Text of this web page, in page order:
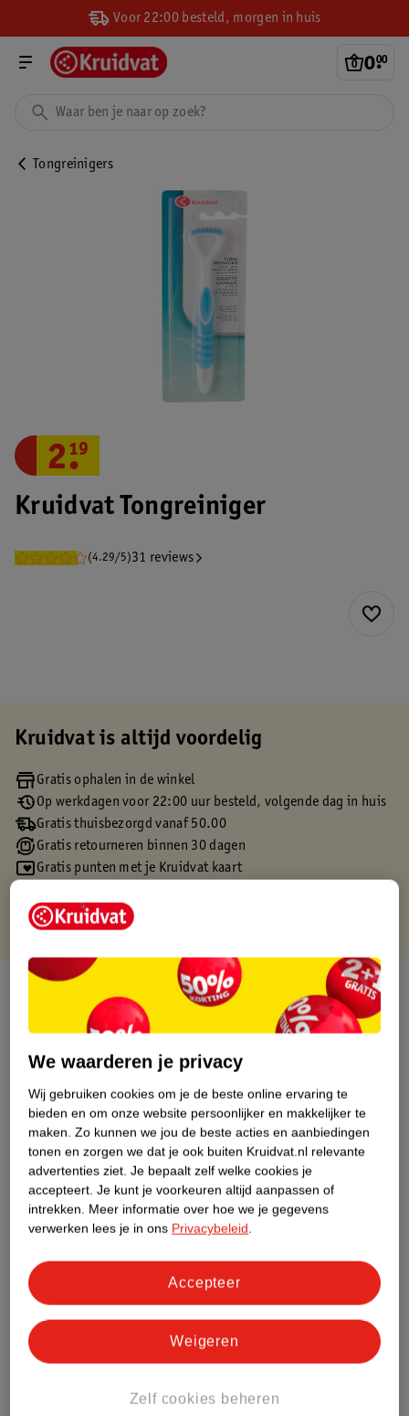
Voor 22:00 besteld, morgen in huis
0.
00
Tongreinigers
Kruidvat Tongreiniger
(4.29/5)31 reviews
2.
19
Kruidvat is altijd voordelig
Gratis ophalen in de winkel
Op werkdagen voor 22:00 uur besteld, volgende dag in huis
Gratis thuisbezorgd vanaf 50.00
Gratis retourneren binnen 30 dagen
Gratis punten met je Kruidvat kaart
Over dit product
Productinformatie
Etiketinformatie
Nature Impact Score
Dit product heeft (nog) geen Nature
Impact Score.
Meer informatie
Bestel & Bezorginformatie
Bekijk ook
We waarderen je privacy
Wij gebruiken cookies om je de beste online ervaring te
bieden en om onze website persoonlijker en makkelijker te
maken. Zo kunnen we jou de beste acties en aanbiedingen
tonen en zorgen we dat je ook buiten Kruidvat.nl relevante
advertenties ziet. Je bepaalt zelf welke cookies je
accepteert. Je kunt je voorkeuren altijd aanpassen of
intrekken. Meer informatie over hoe we je gegevens
verwerken lees je in ons Privacybeleid.
Zelf cookies beheren
Weigeren
Accepteer